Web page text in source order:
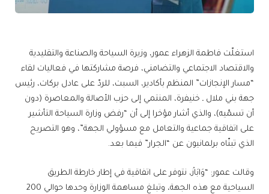
استغلّت فاطمة الزهراء عمور، وزيرة السياحة والصناعة والتقليدية
والاقتصاد الاجتماعي والتضامني، فرصة مشاركتها في فعاليات لقاء
“مسار الإنجازات” المنظم بأكادير، السبت، للردّ على عادل بركات، رئيس
جهة بني ملال ـ خنيفرة، المنتمي إلى حزب الأصالة والمعاصرة (دون
أن تسمّيه)، والذي أشار مؤخرا إلى أن “رفض وزارة السياحة التأشير
على اتفاقية جماعية والتعامل مع مسؤولي الجهة”، وهو التصريح
الذي تبنّاه برلمانيون عن “الجرار” فيما بعد.
وقالت عمور: “وَابَازْ، نتوفر على اتفاقية في إطار خارطة الطريق
السياحية مع هذه الجهة، وتبلغ مساهمة الوزارة وحدها حوالي 200